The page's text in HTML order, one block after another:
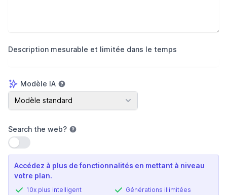
Description mesurable et limitée dans le temps
Modèle IA
Modèle IA
Modèle standard
Search the web?
Utiliser le paramètre
Accédez à plus de fonctionnalités en mettant à niveau
votre plan.
10x plus intelligent
Générations illimitées